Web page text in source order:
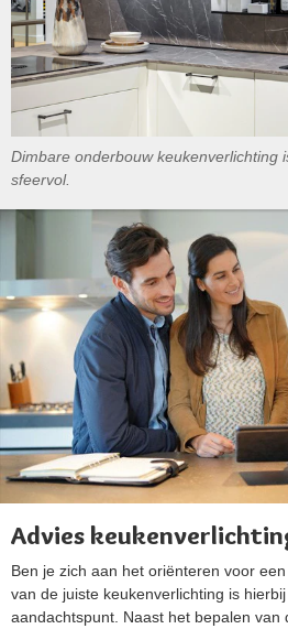
Dimbare onderbouw keukenverlichting
sfeervol.
Advies
Ben je zich aan het oriënteren voor
van de juiste keukenverlichting is
aandachtspunt. Naast het bepalen van